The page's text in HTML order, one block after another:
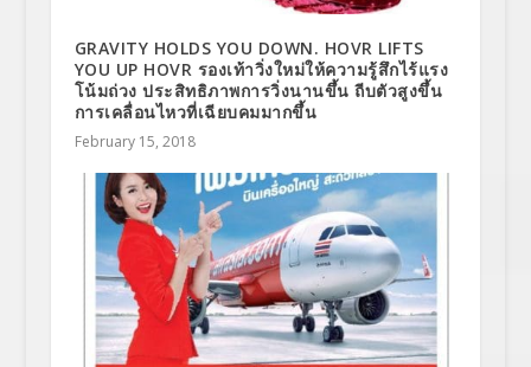
GRAVITY HOLDS YOU DOWN. HOVR LIFTS
YOU UP HOVR รองเท้าวิ่งใหม่ให้ความรู้สึกไร้แรง
โน้มถ่วง ประสิทธิภาพการวิ่งนานขึ้น ถีบตัวสูงขึ้น
การเคลื่อนไหวที่เฉียบคมมากขึ้น
February 15, 2018